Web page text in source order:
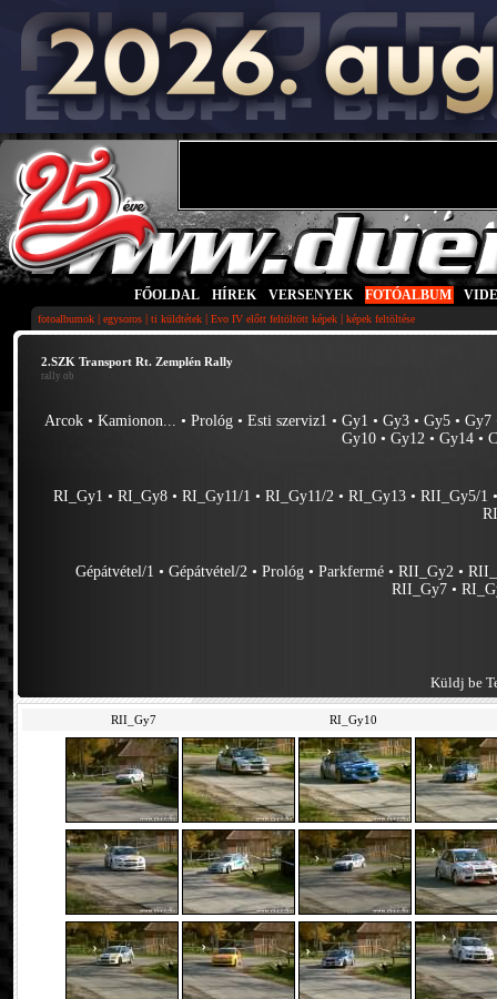
FŐOLDAL HÍREK VERSENYEK FOTÓALBUM
fotoalbumok | egysoros | ti küldtétek | Evo IV előtt feltöltött képek | képek feltöltése
2.SZK Transport Rt. Zemplén Rally
rally ob
Arcok •Kamionon... •Prológ •Esti szerviz1 •Gy1 •Gy3 •Gy5 •Gy7
Gy10 •Gy12 •Gy14 •
RI_Gy1 •RI_Gy8 •RI_Gy11/1 •RI_Gy11/2 •RI_Gy13 •RII_Gy5/1
Gépátvétel/1 •Gépátvétel/2 •Prológ •Parkfermé •RII_Gy2 •
RII_Gy7 •
Küldj be
RII_Gy7 RI_Gy10